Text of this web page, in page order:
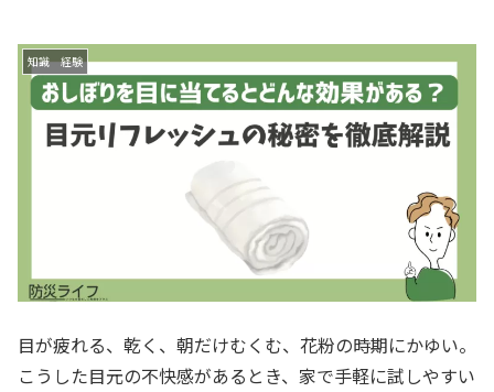
知識 経験
目が疲れる、乾く、朝だけむくむ、花粉の時期にかゆい。
こうした目元の不快感があるとき、家で手軽に試しやすい